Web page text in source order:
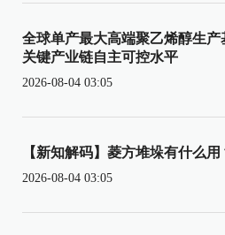
全球单产最大高端聚乙烯醇生
关键产业链自主可控水平
2026-08-04 03:05
【新知解码】菱方堆垛有什么用
2026-08-04 03:05